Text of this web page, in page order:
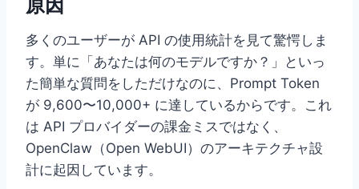
原因
多くのユーザーが API の使用統計を見て驚愕しま
す。単に「あなたは何のモデルですか？」といっ
た簡単な質問をしただけなのに、Prompt Token
が 9,600〜10,000+ に達しているからです。これ
は API プロバイダーの課金ミスではなく、
OpenClaw（Open WebUI）のアーキテクチャ設
計に起因しています。